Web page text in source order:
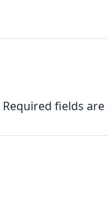
Required fields